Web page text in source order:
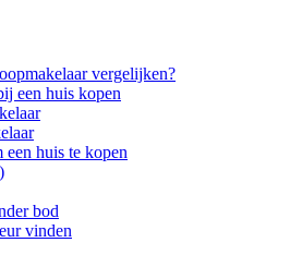
vergelijken?
een huis kopen
een huis te kopen
bod
vinden